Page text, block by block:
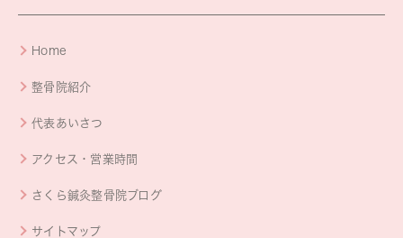
Home
整骨院紹介
代表あいさつ
アクセス・営業時間
さくら鍼灸整骨院ブログ
サイトマップ